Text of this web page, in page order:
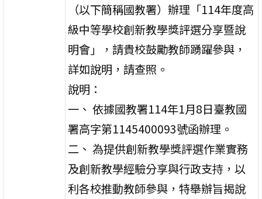
（以下簡稱國教署）辦理「114年度高
級中等學校創新教學獎評選分享暨說
明會」，請貴校鼓勵教師踴躍參與，
詳如說明，請查照。
說明：
一、 依據國教署114年1月8日臺教國
署高字第1145400093號函辦理。
二、 為提供創新教學獎評選作業實務
及創新教學經驗分享與行政支持，以
利各校推動教師參與，特舉辦旨揭說